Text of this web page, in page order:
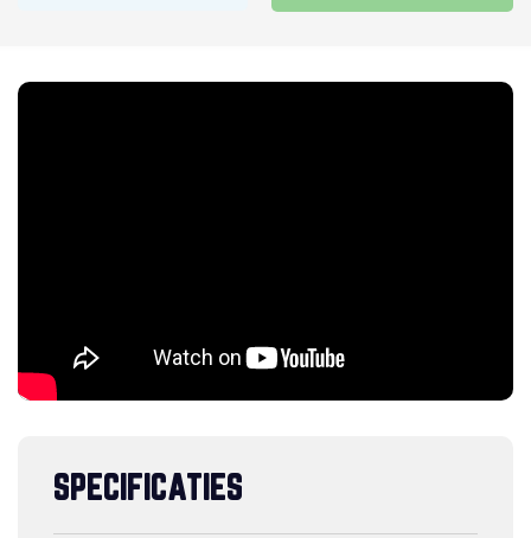
SPECIFICATIES